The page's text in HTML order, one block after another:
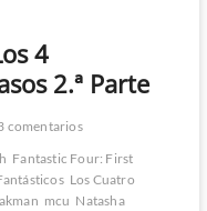
4
2.ª Parte
comentarios
Fantastic Four: First
Los Cuatro
mcu Natasha